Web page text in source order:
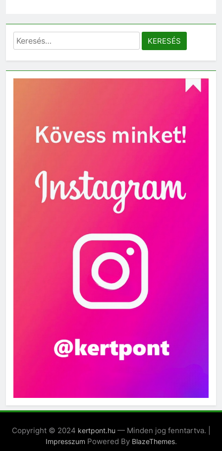
Keresés:
Copyright © 2024 kertpont.hu — Minden jog fenntartva. |
Impresszum Powered By BlazeThemes.